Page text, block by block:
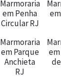
Marmoraria
em Penha
Circular RJ
Marmoraria
em Parque
Anchieta
RJ